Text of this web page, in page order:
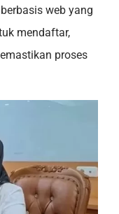
web yang
mendaftar,
proses